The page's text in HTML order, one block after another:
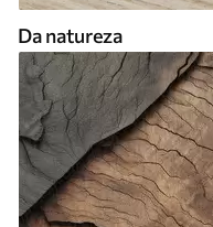
Da natureza